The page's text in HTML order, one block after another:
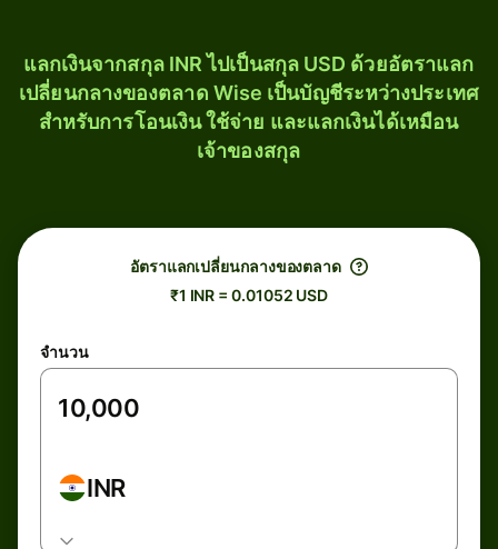
แลกเงินจากสกุล INR ไปเป็นสกุล USD ด้วยอัตราแลก
เปลี่ยนกลางของตลาด Wise เป็นบัญชีระหว่างประเทศ
สำหรับการโอนเงิน ใช้จ่าย และแลกเงินได้เหมือน
เจ้าของสกุล
อัตราแลกเปลี่ยนกลางของตลาด
₹1 INR = 0.01052 USD
จำนวน
INR